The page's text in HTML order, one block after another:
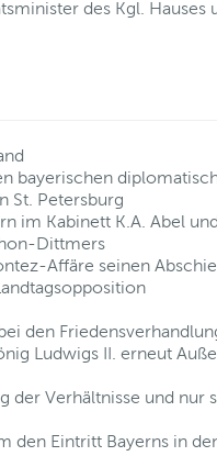
des Kgl. Hauses
bayerischen
St. Petersburg
im Kabinett K.A. Abel und
Dittmers
Affäre seinen
den
Ludwigs II. erneut
der Verhältnisse und nur
den Eintritt Bayerns in